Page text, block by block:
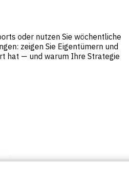
oder nutzen Sie wöchentliche
zeigen Sie Eigentümern und
hat — und warum Ihre Strategie